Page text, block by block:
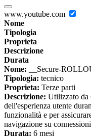
www.youtube.com
Nome
Tipologia
Proprieta
Descrizione
Durata
Nome: __Secure-
Tipologia: tecnico
Proprieta: Terze parti
Descrizione: Utilizzato da
dell'esperienza utente
funzionalità e per
navigazione su
Durata: 6 mesi